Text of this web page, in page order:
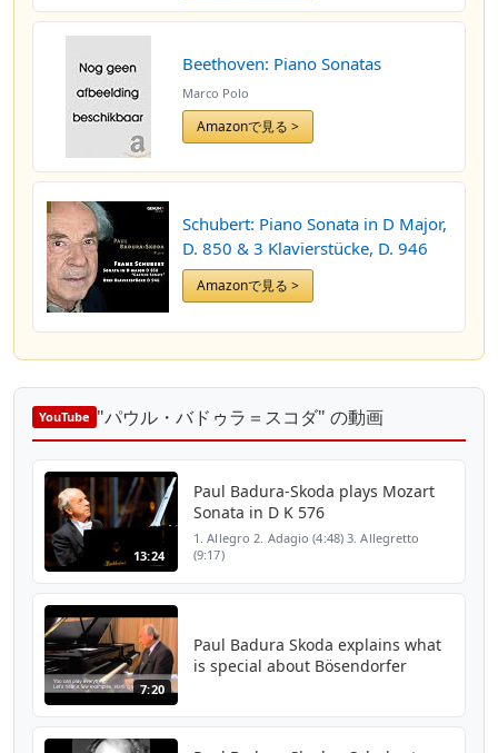
Beethoven: Piano Sonatas
Marco Polo
Amazonで見る >
Schubert: Piano Sonata in D Major,
D. 850 & 3 Klavierstücke, D. 946
Amazonで見る >
YouTube "パウル・バドゥラ＝スコダ" の動画
13:24
Paul Badura-Skoda plays Mozart
Sonata in D K 576
1. Allegro 2. Adagio (4:48) 3. Allegretto
(9:17)
7:20
Paul Badura Skoda explains what
is special about Bösendorfer